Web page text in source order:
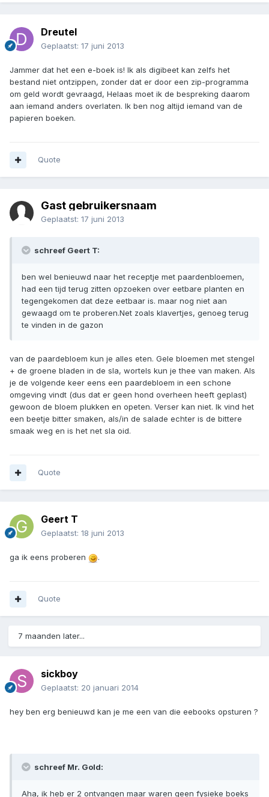
Dreutel
Geplaatst: 17 juni 2013
Jammer dat het een e-boek is! Ik als digibeet kan zelfs het
bestand niet ontzippen, zonder dat er door een zip-programma
om geld wordt gevraagd, Helaas moet ik de bespreking daarom
aan iemand anders overlaten. Ik ben nog altijd iemand van de
papieren boeken.
Quote
Gast gebruikersnaam
Geplaatst: 17 juni 2013
schreef Geert T:
ben wel benieuwd naar het receptje met paardenbloemen,
had een tijd terug zitten opzoeken over eetbare planten en
tegengekomen dat deze eetbaar is. maar nog niet aan
gewaagd om te proberen.Net zoals klavertjes, genoeg terug
te vinden in de gazon
van de paardebloem kun je alles eten. Gele bloemen met stengel
+ de groene bladen in de sla, wortels kun je thee van maken. Als
je de volgende keer eens een paardebloem in een schone
omgeving vindt (dus dat er geen hond overheen heeft geplast)
gewoon de bloem plukken en opeten. Verser kan niet. Ik vind het
een beetje bitter smaken, als/in de salade echter is de bittere
smaak weg en is het net sla oid.
Quote
Geert T
Geplaatst: 18 juni 2013
ga ik eens proberen .
Quote
7 maanden later...
sickboy
Geplaatst: 20 januari 2014
hey ben erg benieuwd kan je me een van die eebooks opsturen ?
schreef Mr. Gold:
Aha, ik heb er 2 ontvangen maar waren geen fysieke boeks